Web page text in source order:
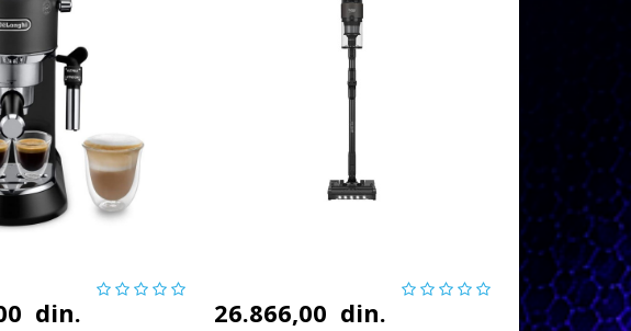
din. 26.866,00 din.